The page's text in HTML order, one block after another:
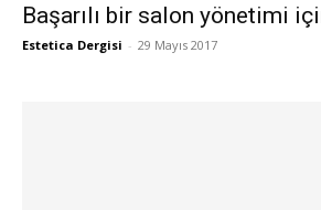
Başarılı bir salon yönetimi
Estetica Dergisi - 29 Mayıs 2017